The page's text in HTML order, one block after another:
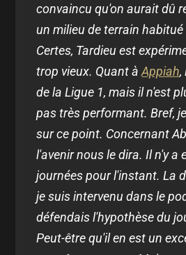
convaincu qu'on aurait dû
un milieu de terrain habitué
Certes, Tardieu est
trop vieux. Quant àAppiah,
de la Ligue 1, mais il n'est
pas très performant. Bref,
sur ce point. Concernant
l'avenir nous le dira. Il n'y a
journées pour l'instant. La
je suis intervenu dans le
défendais l'hypothèse du
Peut-être qu'il en est un